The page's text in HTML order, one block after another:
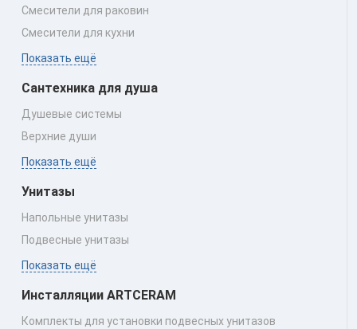
Смесители для раковин
Смесители для кухни
Показать ещё
Сантехника для душа
Душевые системы
Верхние души
Показать ещё
Унитазы
Напольные унитазы
Подвесные унитазы
Показать ещё
Инсталляции ARTCERAM
Комплекты для установки подвесных унитазов